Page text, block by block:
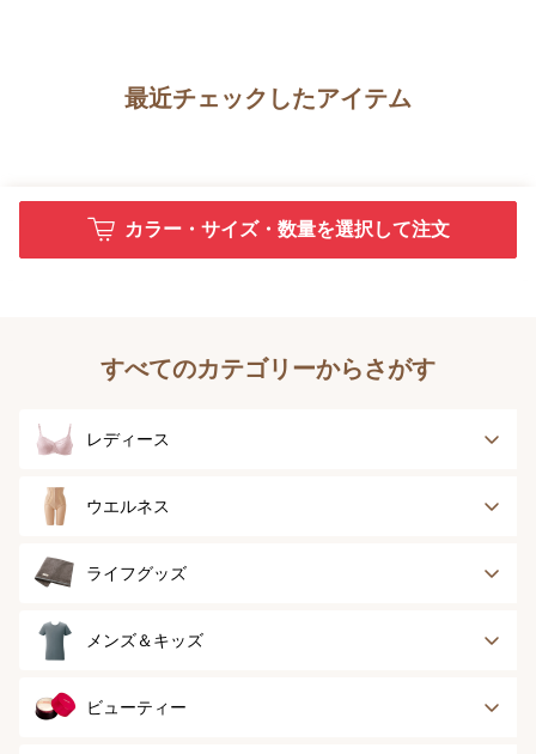
最近チェックしたアイテム
カラー・サイズ・数量を選択して注文
すべてのカテゴリーからさがす
レディース
ブラジャー
ボディースーツ
ランジェリー
ウエルネス
健康サポート
スポーツ
ライフグッズ
アウター
グッズ
メンズ＆キッズ
メンズトップ
ビューティー